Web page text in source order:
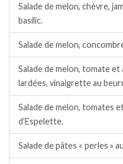
Salade de melon, chèvre,
basilic.
Salade de melon,
Salade de melon, tomate
lardées, vinaigrette au
Salade de melon, tomates
d’Espelette.
Salade de pâtes « perles »